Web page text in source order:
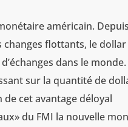
américain.
changes flottants, le
dans le monde.
sur la quantité de
cet avantage déloyal
du FMI la nouvelle